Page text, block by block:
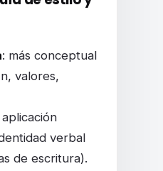
: más conceptual
valores,
aplicación
verbal
de escritura).